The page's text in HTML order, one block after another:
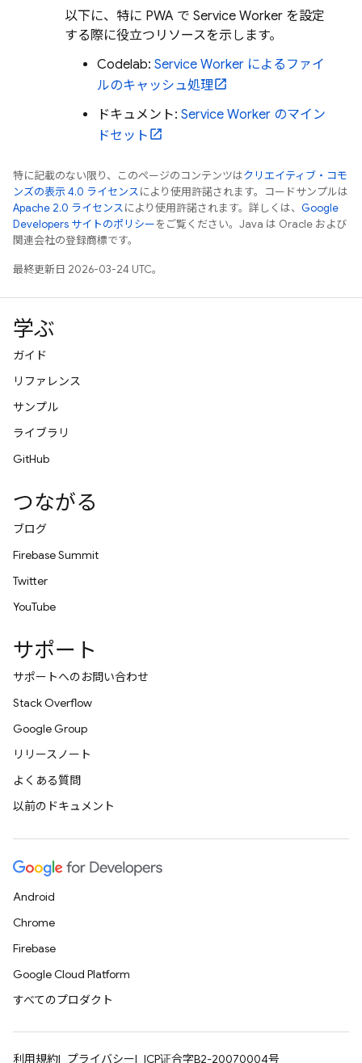
以下に、特に PWA で Service Worker を設定
する際に役立つリソースを示します。
Codelab: Service Worker によるファイ
ルのキャッシュ処理
ドキュメント: Service Worker のマイン
ドセット
特に記載のない限り、このページのコンテンツはクリエイティブ・コモ
ンズの表示 4.0 ライセンスにより使用許諾されます。コードサンプルは
Apache 2.0 ライセンスにより使用許諾されます。詳しくは、 Google
Developers サイトのポリシーをご覧ください。Java は Oracle および
関連会社の登録商標です。
最終更新日 2026-03-24 UTC。
学ぶ
ガイド
リファレンス
サンプル
ライブラリ
GitHub
つながる
ブログ
Firebase Summit
Twitter
YouTube
サポート
サポートへのお問い合わせ
Stack Overflow
Google Group
リリースノート
よくある質問
以前のドキュメント
Android
Chrome
Firebase
Google Cloud Platform
すべてのプロダクト
利用規約 プライバシー ICP证合字B2-20070004号